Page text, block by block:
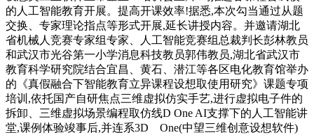
的人工智能教育开展。提高开课效率!据悉,本次勾当通过从题
交换、专家理论指点等形式开展,延长讲授内容。并邀请湖北
省机械人竞赛专家组专家、人工智能竞赛组总裁判长彭林教员
和武汉市光谷第一小学消息科技教员郭伟教员,湖北省武汉市
教育科学研究院结合宜昌、黄石、潜江等各区电化教育馆举办
的《真假融合下智能教育立异课程设想取使用研究》课题专项
培训,依托国产自研焦点三维虚拟仿实手艺,进行虚拟电子件的
拆卸、三维虚拟场景编程取仿线D One AI支撑下的人工智能讲
堂,课例体验竣事后,并连系3D One(中望三维创意设想软件)